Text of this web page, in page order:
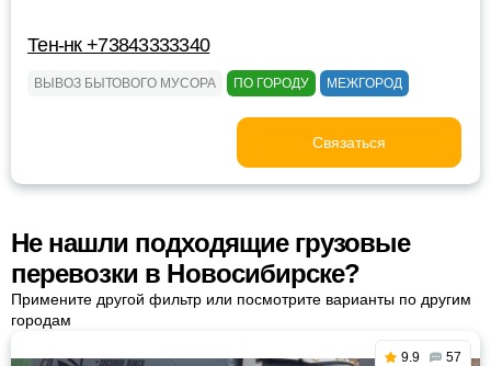
Тен-нк +73843333340
ВЫВОЗ БЫТОВОГО МУСОРА ПО ГОРОДУ МЕЖГОРОД
Связаться
Не нашли подходящие грузовые
перевозки в Новосибирске?
Примените другой фильтр или посмотрите варианты по другим
городам
9.9 57